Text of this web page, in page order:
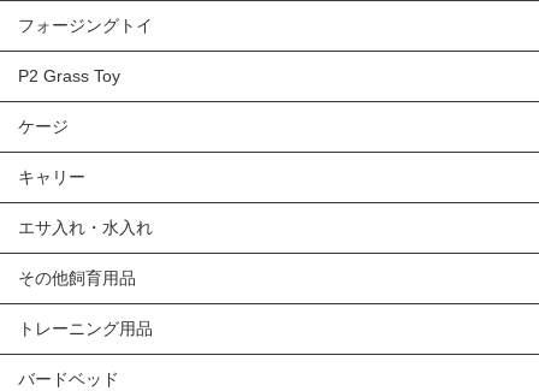
フォージングトイ
P2 Grass Toy
ケージ
キャリー
エサ入れ・水入れ
その他飼育用品
トレーニング用品
バードベッド